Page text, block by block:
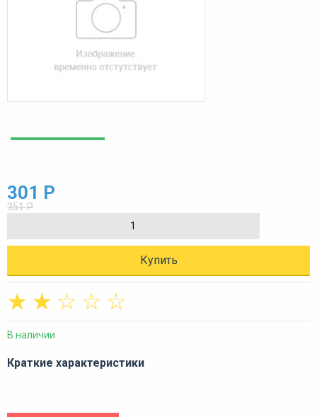
301 Р
351 Р
Купить
☆
☆
☆
☆
☆
В наличии
Краткие характеристики